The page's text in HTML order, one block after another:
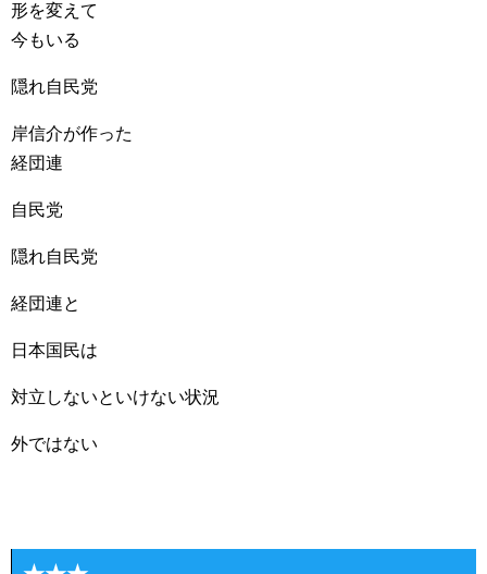
形を変えて
今もいる
隠れ自民党
岸信介が作った
経団連
自民党
隠れ自民党
経団連と
日本国民は
対立しないといけない状況
外ではない